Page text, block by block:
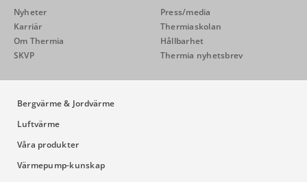
Nyheter
Press/media
Karriär
Thermiaskolan
Om Thermia
Hållbarhet
SKVP
Thermia nyhetsbrev
Bergvärme & Jordvärme
Luftvärme
Våra produkter
Värmepump-kunskap